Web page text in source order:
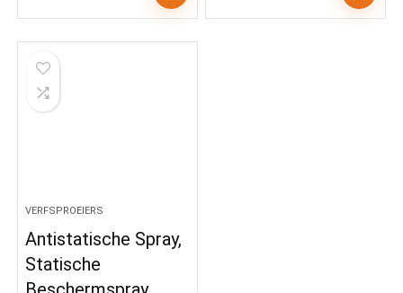
VERFSPROEIERS
Antistatische Spray,
Statische